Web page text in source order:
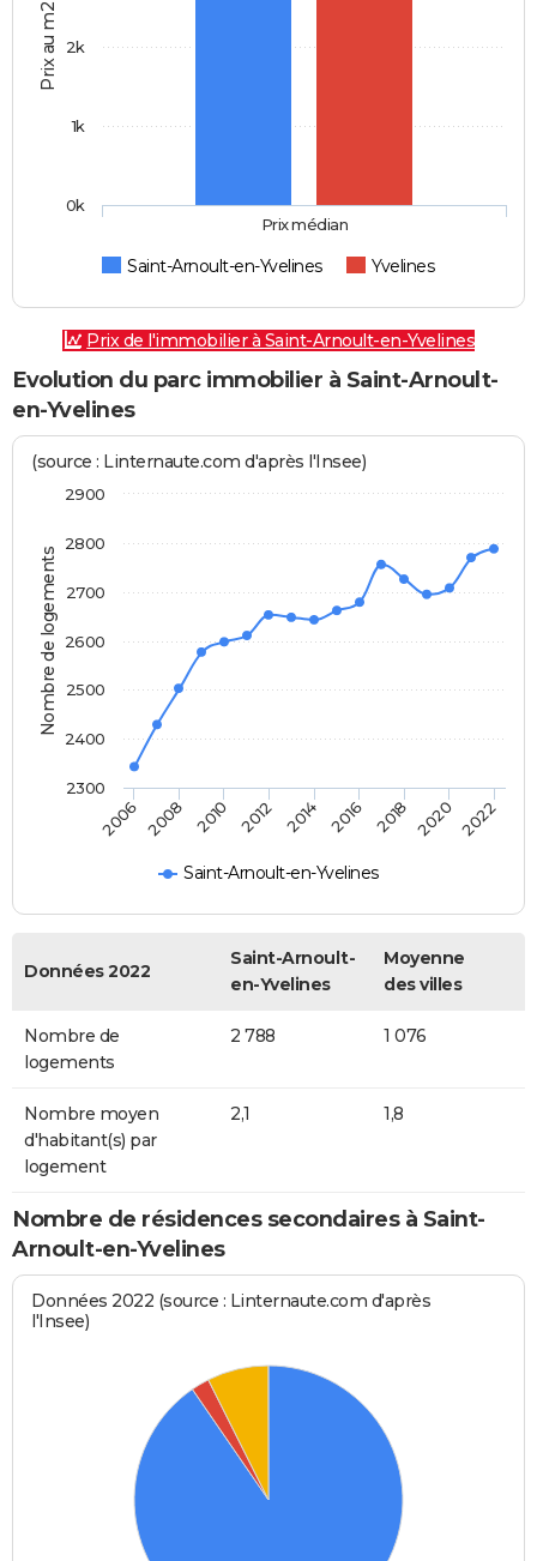
Prix au m2
Saint-Arnoult-en-Yvelines Yvelines
Prix médian
0k
1k
2k
Prix de l'immobilier à Saint-Arnoult-en-Yvelines
Evolution du parc immobilier à Saint-Arnoult-
en-Yvelines
Nombre de logements
(source : Linternaute.com d'après l'Insee)
Saint-Arnoult-en-Yvelines
2006 2008 2010 2012 2014 2016 2018 2020 2022
2300
2400
2500
2600
2700
2800
2900
Données 2022
Saint-Arnoult-
en-Yvelines
Moyenne
des villes
Nombre de
logements
2 788 1 076
Nombre moyen
d'habitant(s) par
logement
2,1 1,8
Nombre de résidences secondaires à Saint-
Arnoult-en-Yvelines
Données 2022 (source : Linternaute.com d'après
l'Insee)